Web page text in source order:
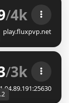
[1.8-26.1.2]
/4k
play.fluxpvp.net
ɴᴇᴛᴡᴏʀᴋ ☀
ꜱᴍᴘ ⇆ ꜱᴋʏʙʟᴏᴄᴋ
/3k